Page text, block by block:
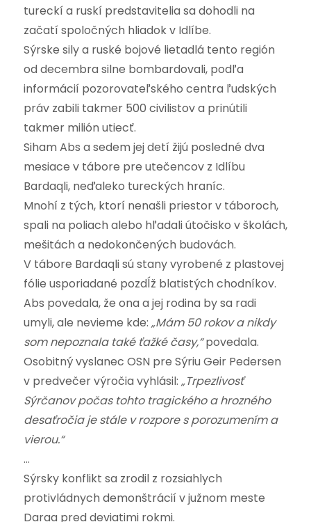
tureckí a ruskí predstavitelia sa dohodli na
začatí spoločných hliadok v Idlíbe.
Sýrske sily a ruské bojové lietadlá tento región
od decembra silne bombardovali, podľa
informácií pozorovateľského centra ľudských
práv zabili takmer 500 civilistov a prinútili
takmer milión utiecť.
Siham Abs a sedem jej detí žijú posledné dva
mesiace v tábore pre utečencov z Idlíbu
Bardaqli, neďaleko tureckých hraníc.
Mnohí z tých, ktorí nenašli priestor v táboroch,
spali na poliach alebo hľadali útočisko v školách,
mešitách a nedokončených budovách.
V tábore Bardaqli sú stany vyrobené z plastovej
fólie usporiadané pozdĺž blatistých chodníkov.
Abs povedala, že ona a jej rodina by sa radi
umyli, ale nevieme kde: „Mám 50 rokov a nikdy
som nepoznala také ťažké časy,“povedala.
Osobitný vyslanec OSN pre Sýriu Geir Pedersen
v predvečer výročia vyhlásil: „Trpezlivosť
Sýrčanov počas tohto tragického a hrozného
desaťročia je stále v rozpore s porozumením a
vierou.“
…
Sýrsky konflikt sa zrodil z rozsiahlych
protivládnych demonštrácií v južnom meste
Daraa pred deviatimi rokmi.